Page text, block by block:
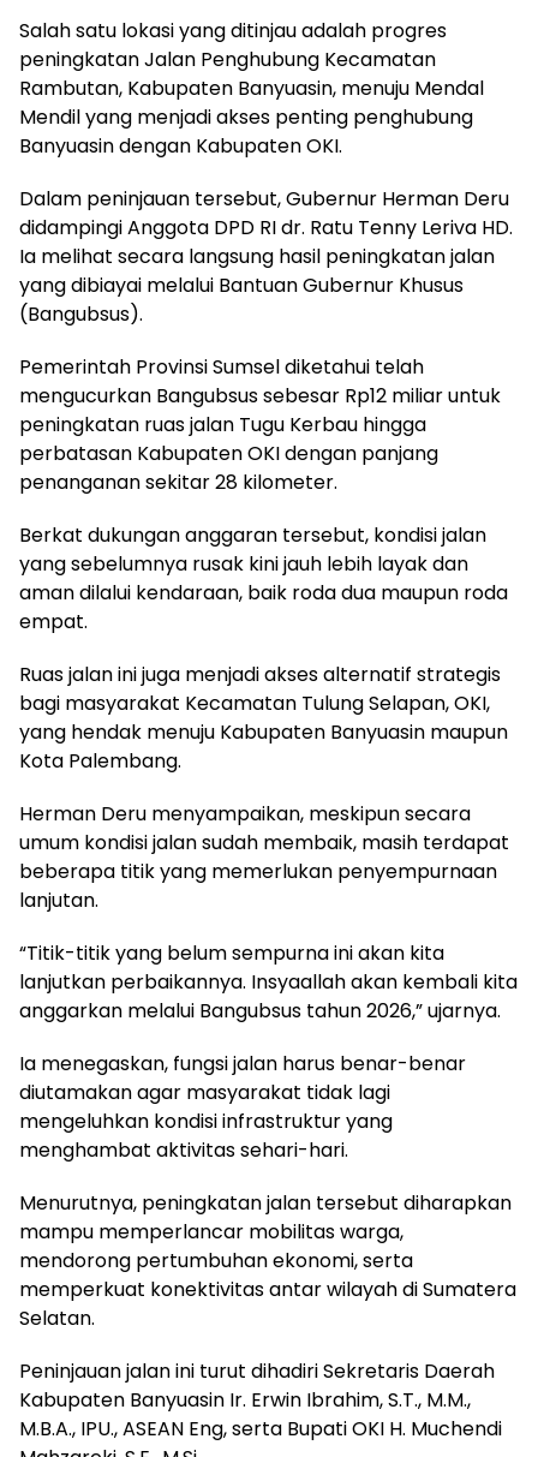
Salah satu lokasi yang ditinjau adalah progres
peningkatan Jalan Penghubung Kecamatan
Rambutan, Kabupaten Banyuasin, menuju Mendal
Mendil yang menjadi akses penting penghubung
Banyuasin dengan Kabupaten OKI.
Dalam peninjauan tersebut, Gubernur Herman Deru
didampingi Anggota DPD RI dr. Ratu Tenny Leriva HD.
Ia melihat secara langsung hasil peningkatan jalan
yang dibiayai melalui Bantuan Gubernur Khusus
(Bangubsus).
Pemerintah Provinsi Sumsel diketahui telah
mengucurkan Bangubsus sebesar Rp12 miliar untuk
peningkatan ruas jalan Tugu Kerbau hingga
perbatasan Kabupaten OKI dengan panjang
penanganan sekitar 28 kilometer.
Berkat dukungan anggaran tersebut, kondisi jalan
yang sebelumnya rusak kini jauh lebih layak dan
aman dilalui kendaraan, baik roda dua maupun roda
empat.
Ruas jalan ini juga menjadi akses alternatif strategis
bagi masyarakat Kecamatan Tulung Selapan, OKI,
yang hendak menuju Kabupaten Banyuasin maupun
Kota Palembang.
Herman Deru menyampaikan, meskipun secara
umum kondisi jalan sudah membaik, masih terdapat
beberapa titik yang memerlukan penyempurnaan
lanjutan.
“Titik-titik yang belum sempurna ini akan kita
lanjutkan perbaikannya. Insyaallah akan kembali kita
anggarkan melalui Bangubsus tahun 2026,” ujarnya.
Ia menegaskan, fungsi jalan harus benar-benar
diutamakan agar masyarakat tidak lagi
mengeluhkan kondisi infrastruktur yang
menghambat aktivitas sehari-hari.
Menurutnya, peningkatan jalan tersebut diharapkan
mampu memperlancar mobilitas warga,
mendorong pertumbuhan ekonomi, serta
memperkuat konektivitas antar wilayah di Sumatera
Selatan.
Peninjauan jalan ini turut dihadiri Sekretaris Daerah
Kabupaten Banyuasin Ir. Erwin Ibrahim, S.T., M.M.,
M.B.A., IPU., ASEAN Eng, serta Bupati OKI H. Muchendi